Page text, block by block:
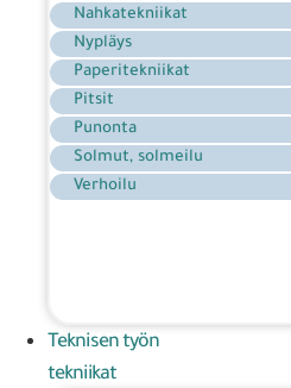
Nahkatekniikat
Nypläys
Paperitekniikat
Pitsit
Punonta
Solmut, solmeilu
Verhoilu
Teknisen työn
tekniikat